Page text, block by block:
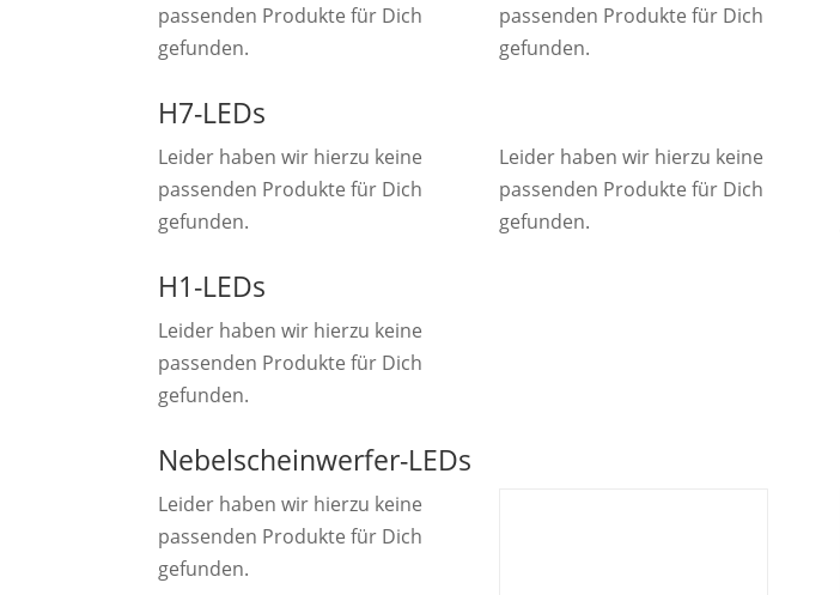
passenden Produkte für Dich
gefunden.
passenden Produkte für Dich
gefunden.
H7-LEDs
Leider haben wir hierzu keine
passenden Produkte für Dich
gefunden.
Leider haben wir hierzu keine
passenden Produkte für Dich
gefunden.
H1-LEDs
Leider haben wir hierzu keine
passenden Produkte für Dich
gefunden.
Nebelscheinwerfer-LEDs
Leider haben wir hierzu keine
passenden Produkte für Dich
gefunden.